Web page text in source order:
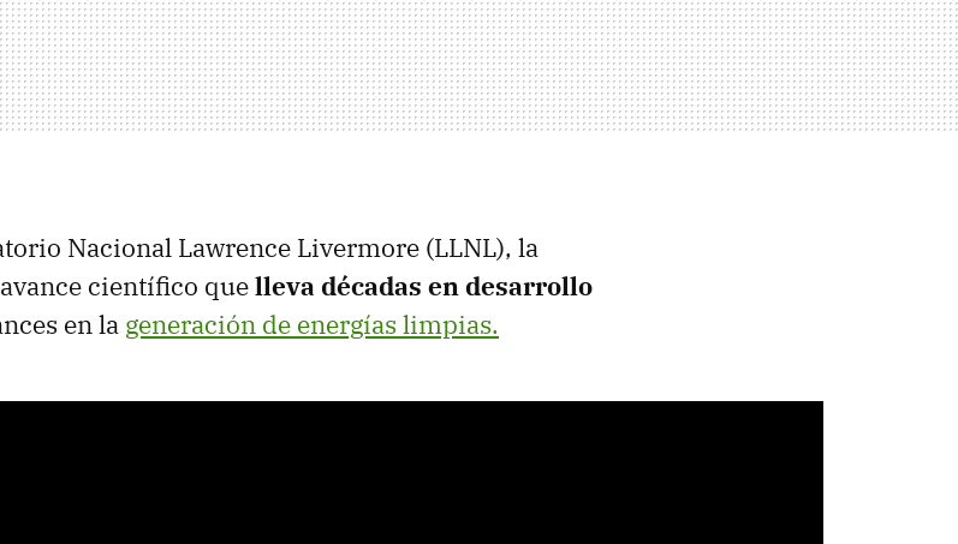
Nacional Lawrence Livermore (LLNL), la
científico quelleva décadas en desarrollo
en la generación de energías limpias.